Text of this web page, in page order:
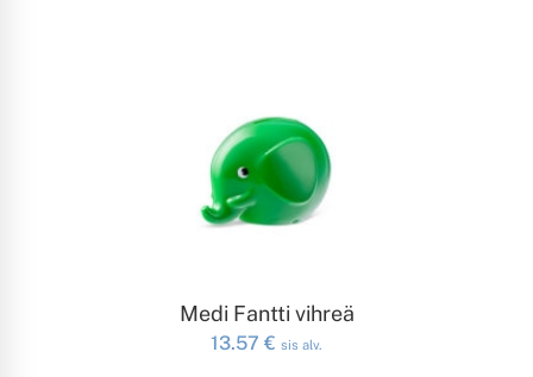
LISÄÄ OSTOSKORIIN
Medi Fantti vihreä
13.57 € sis alv.